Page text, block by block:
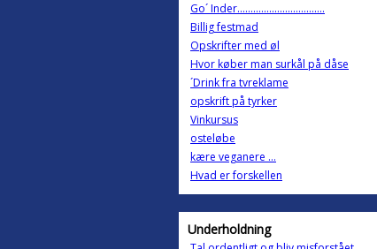
Go´ Inder.................................
Billig festmad
Opskrifter med øl
Hvor køber man surkål på dåse
´Drink fra tvreklame
opskrift på tyrker
Vinkursus
osteløbe
kære veganere ...
Hvad er forskellen
Underholdning